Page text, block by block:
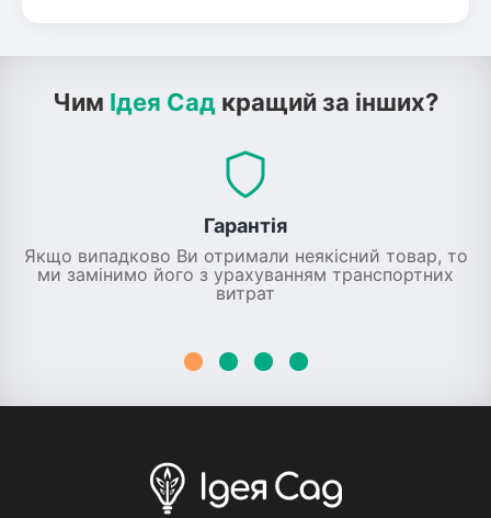
Чим Ідея Сад кращий за інших?
Гарантія
Якщо випадково Ви отримали неякісний товар, то
ми замінимо його з урахуванням транспортних
витрат